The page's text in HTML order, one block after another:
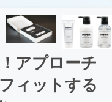
アプローチ
ィットする